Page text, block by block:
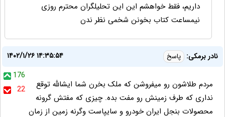
داریم، فقط خواهشم این این تحلیلگران محترم روزی
نیمساعت کتاب بخونن شخمی نظر ندن
نادر برمکی: پاسخ
۱۴۰۲/۱/۲۶ ۱۴:۳۵:۵۴
176
22
مردم طلاشون رو میفروشن که ملک بخرن شما ایشالله توقع
نداری که طرف زمینش رو مفت بده. چیزی که مفتش گرونه
محصولات بنجل ایران خودرو و سایپاست وگرنه زمین از زمان